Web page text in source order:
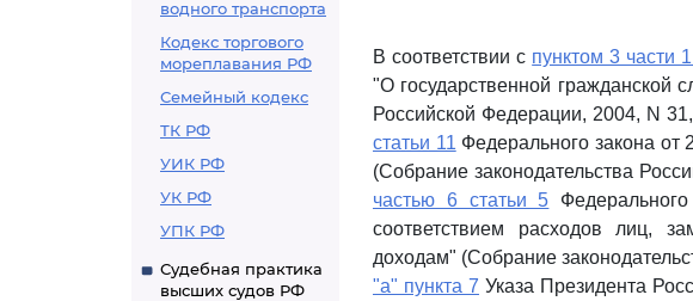
водного транспорта
Кодекс торгового
мореплавания РФ
Семейный кодекс
ТК РФ
УИК РФ
УК РФ
УПК РФ
Судебная практика
высших судов РФ
В соответствии с пунктом 3 части
"О государственной гражданской
Российской Федерации, 2004, N
статьи 11 Федерального закона от
(Собрание законодательства
частью 6 статьи 5
соответствием расходов лиц,
доходам" (Собрание
"а" пункта 7 Указа Президента